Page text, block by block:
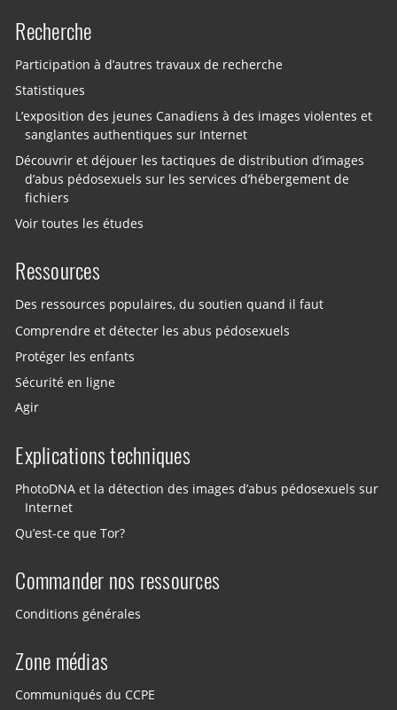
Recherche
Participation à d’autres travaux de recherche
Statistiques
L’exposition des jeunes Canadiens à des images violentes et
sanglantes authentiques sur Internet
Découvrir et déjouer les tactiques de distribution d’images
d’abus pédosexuels sur les services d’hébergement de
fichiers
Voir toutes les études
Ressources
Des ressources populaires, du soutien quand il faut
Comprendre et détecter les abus pédosexuels
Protéger les enfants
Sécurité en ligne
Agir
Explications techniques
PhotoDNA et la détection des images d’abus pédosexuels sur
Internet
Qu’est-ce que Tor?
Commander nos ressources
Conditions générales
Zone médias
Communiqués du CCPE